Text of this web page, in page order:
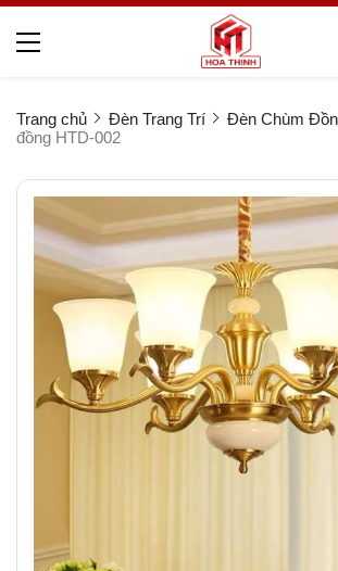
Trang chủ Đèn Trang Trí Đèn Chùm
đồng HTD-002